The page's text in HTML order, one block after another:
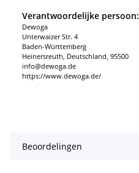
Verantwoordelijke persoon:
Dewoga
Unterwaizer Str. 4
Baden-Württemberg
Heinersreuth, Deutschland, 95500
info@dewoga.de
https://www.dewoga.de/
Beoordelingen